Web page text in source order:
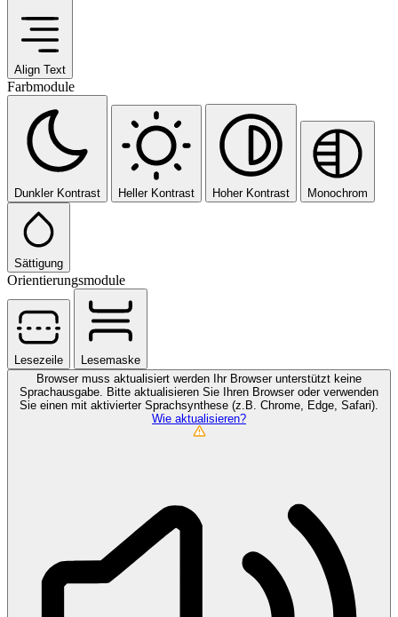
Align Text
Farbmodule
Dunkler Kontrast Heller Kontrast Hoher Kontrast Monochrom
Sättigung
Orientierungsmodule
Lesezeile
Lesemaske
Browser muss aktualisiert werden
Ihr Browser unterstützt keine
Sprachausgabe. Bitte aktualisieren Sie Ihren Browser oder verwenden
Sie einen mit aktivierter Sprachsynthese (z.B. Chrome, Edge, Safari).
Wie aktualisieren?